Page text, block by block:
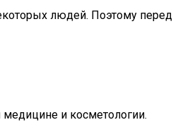
людей. Поэтому перед
и косметологии.